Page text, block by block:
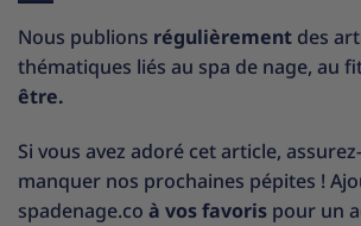
Nous publions régulièrement des
thématiques liés au spa de nage, au
être.
Si vous avez adoré cet article,
manquer nos prochaines pépites !
spadenage.co à vos favoris pour un